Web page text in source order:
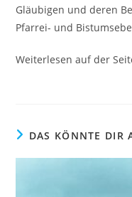
Gläubigen und deren
Pfarrei- und
Weiterlesen auf der
DAS KÖNNTE DIR